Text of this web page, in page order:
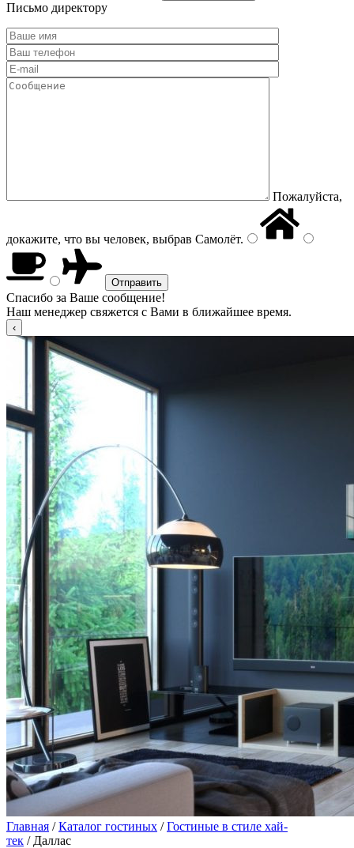
Письмо директору
Пожалуйста,
докажите, что вы человек, выбрав Самолёт.
Спасибо за Ваше сообщение!
Наш менеджер свяжется с Вами в ближайшее время.
Главная /Каталог гостиных /Гостиные в стиле хай-
тек / Даллас